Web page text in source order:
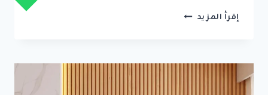
إقرأ المزيد تركيب
القطيف